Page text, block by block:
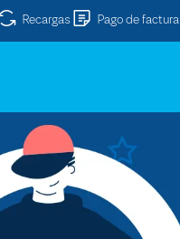
Recargas Pago de factura